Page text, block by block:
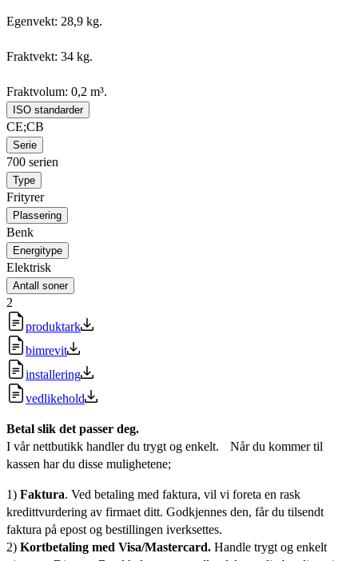
Egenvekt: 28,9 kg.
Fraktvekt: 34 kg.
Fraktvolum: 0,2 m³.
ISO standarder
CE;CB
Serie
700 serien
Type
Frityrer
Plassering
Benk
Energitype
Elektrisk
Antall soner
2
produktark
bimrevit
installering
vedlikehold
Betal slik det passer deg.
I vår nettbutikk handler du trygt og enkelt. Når du kommer til
kassen har du disse mulighetene;
1) Faktura. Ved betaling med faktura, vil vi foreta en rask
kredittvurdering av firmaet ditt. Godkjennes den, får du tilsendt
faktura på epost og bestillingen iverksettes.
2) Kortbetaling med Visa/Mastercard. Handle trygt og enkelt